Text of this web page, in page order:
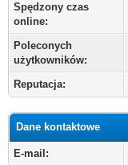
Spędzony czas
online:
Poleconych
użytkowników:
Reputacja:
Dane kontaktowe
E-mail: